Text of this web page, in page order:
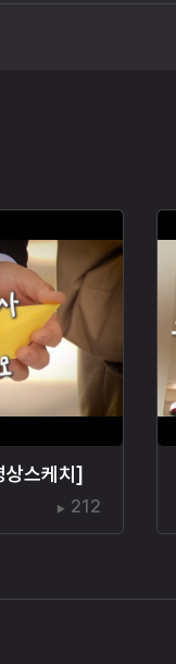
스케치]
212